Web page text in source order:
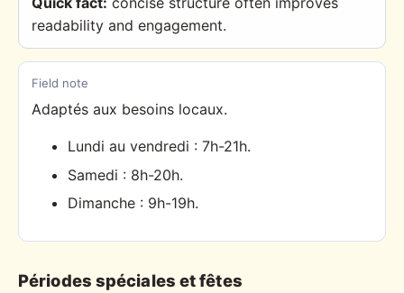
readability and engagement.
Field note
Adaptés aux besoins locaux.
Lundi au vendredi : 7h-21h.
Samedi : 8h-20h.
Dimanche : 9h-19h.
Périodes spéciales et fêtes